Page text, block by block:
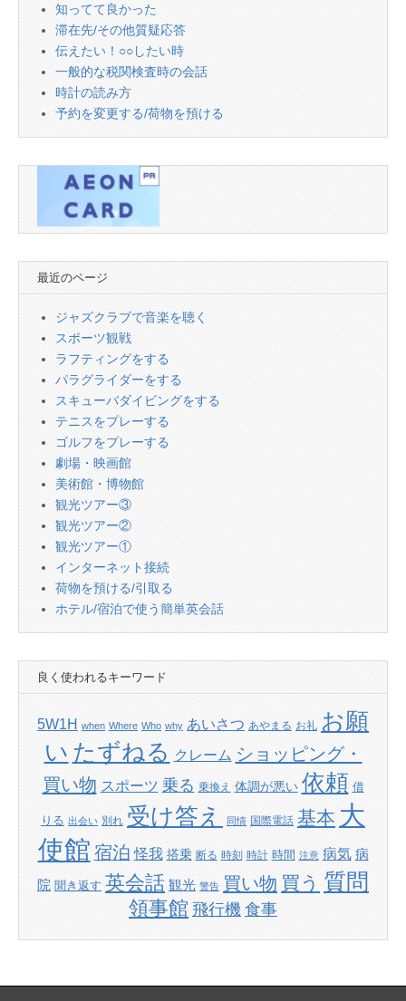
知ってて良かった
滞在先/その他質疑応答
伝えたい！○○したい時
一般的な税関検査時の会話
時計の読み方
予約を変更する/荷物を預ける
最近のページ
ジャズクラブで音楽を聴く
スポーツ観戦
ラフティングをする
パラグライダーをする
スキューバダイビングをする
テニスをプレーする
ゴルフをプレーする
劇場・映画館
美術館・博物館
観光ツアー③
観光ツアー②
観光ツアー①
インターネット接続
荷物を預ける/引取る
ホテル/宿泊で使う簡単英会話
良く使われるキーワード
5W1H when Where Who why あいさつ あやまる お礼 お願
い たずねる クレーム ショッピング・
買い物 スポーツ 乗る 乗換え 体調が悪い 依頼 借
りる 出会い 別れ 受け答え 同情 国際電話 基本 大
使館 宿泊 怪我 搭乗 断る 時刻 時計 時間 注意 病気 病
院 聞き返す 英会話 観光 警告 買い物 買う 質問
領事館 飛行機 食事